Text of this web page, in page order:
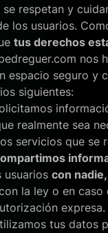
se respetan y
los usuarios.
tus derechos
nos
espacio seguro y
siguientes:
realmente sea
servicios que se
usuarios con nadie,
la ley o en caso
expresa.
tus datos